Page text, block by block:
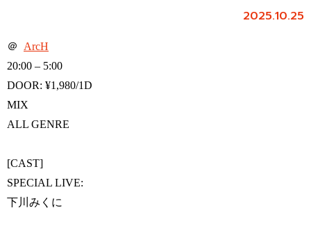
2025.10.25
＠
ArcH
20:00 – 5:00
DOOR: ¥1,980/1D
MIX
ALL GENRE
[CAST]
SPECIAL LIVE:
下川みくに